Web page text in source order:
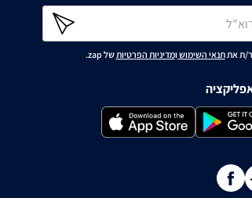
ת אתתנאי השימושומדיניות הפרטיותשל zap.